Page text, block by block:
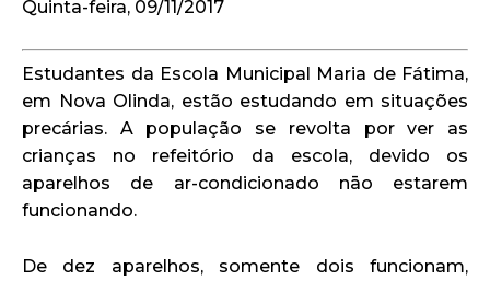
Quinta-feira, 09/11/2017
Estudantes da Escola Municipal Maria de Fátima,
em Nova Olinda, estão estudando em situações
precárias. A população se revolta por ver as
crianças no refeitório da escola, devido os
aparelhos de ar-condicionado nāo estarem
funcionando.
De dez aparelhos, somente dois funcionam,